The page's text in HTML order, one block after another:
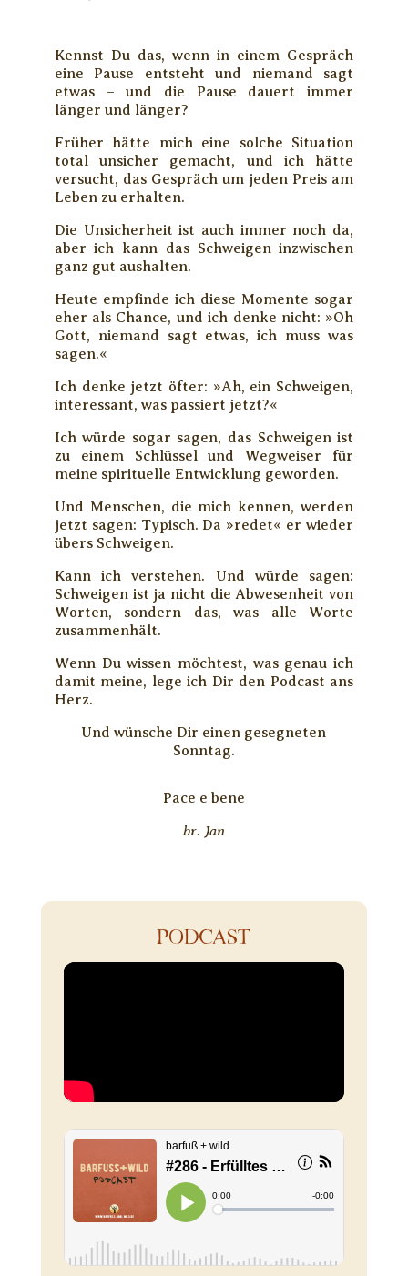
Kennst Du das, wenn in einem Gespräch
eine Pause entsteht und niemand sagt
etwas – und die Pause dauert immer
länger und länger?
Früher hätte mich eine solche Situation
total unsicher gemacht, und ich hätte
versucht, das Gespräch um jeden Preis am
Leben zu erhalten.
Die Unsicherheit ist auch immer noch da,
aber ich kann das Schweigen inzwischen
ganz gut aushalten.
Heute empfinde ich diese Momente sogar
eher als Chance, und ich denke nicht: »Oh
Gott, niemand sagt etwas, ich muss was
sagen.«
Ich denke jetzt öfter: »Ah, ein Schweigen,
interessant, was passiert jetzt?«
Ich würde sogar sagen, das Schweigen ist
zu einem Schlüssel und Wegweiser für
meine spirituelle Entwicklung geworden.
Und Menschen, die mich kennen, werden
jetzt sagen: Typisch. Da »redet« er wieder
übers Schweigen.
Kann ich verstehen. Und würde sagen:
Schweigen ist ja nicht die Abwesenheit von
Worten, sondern das, was alle Worte
zusammenhält.
Wenn Du wissen möchtest, was genau ich
damit meine, lege ich Dir den Podcast ans
Herz.
Und wünsche Dir einen gesegneten
Sonntag.
Pace e bene
br. Jan
PODCAST